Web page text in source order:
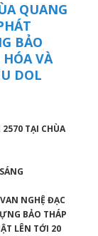
QUANG
BẢO
VÀ
DOL
TẠI CHÙA
NGHỆ ĐẠC
BẢO THÁP
LÊN TỚI 20